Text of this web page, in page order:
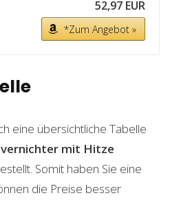
52,97 EUR
*Zum Angebot »
eine übersichtliche Tabelle
mit Hitze
Somit haben Sie eine
die Preise besser